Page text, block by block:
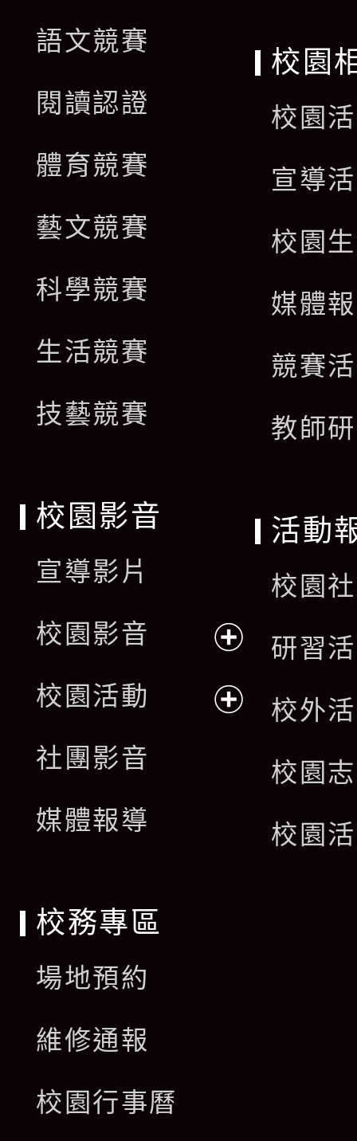
語文競賽
閱讀認證
體育競賽
藝文競賽
科學競賽
生活競賽
技藝競賽
校園
校園
宣導
校園
媒體
競賽
教師
校園影音
宣導影片
校園影音
開
校園活動
社團影音
媒體報導
活動
校園
研習
校外
校園
校園
校務專區
場地預約
維修通報
校園行事曆